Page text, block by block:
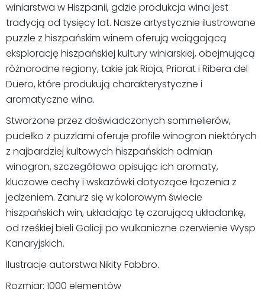
winiarstwa w Hiszpanii, gdzie produkcja wina jest
tradycją od tysięcy lat. Nasze artystycznie ilustrowane
puzzle z hiszpańskim winem oferują wciągającą
eksplorację hiszpańskiej kultury winiarskiej, obejmującą
różnorodne regiony, takie jak Rioja, Priorat i Ribera del
Duero, które produkują charakterystyczne i
aromatyczne wina.
Stworzone przez doświadczonych sommelierów,
pudełko z puzzlami oferuje profile winogron niektórych
z najbardziej kultowych hiszpańskich odmian
winogron, szczegółowo opisując ich aromaty,
kluczowe cechy i wskazówki dotyczące łączenia z
jedzeniem. Zanurz się w kolorowym świecie
hiszpańskich win, układając tę czarującą układankę,
od rześkiej bieli Galicji po wulkaniczne czerwienie Wysp
Kanaryjskich.
Ilustracje autorstwa Nikity Fabbro.
Rozmiar: 1000 elementów